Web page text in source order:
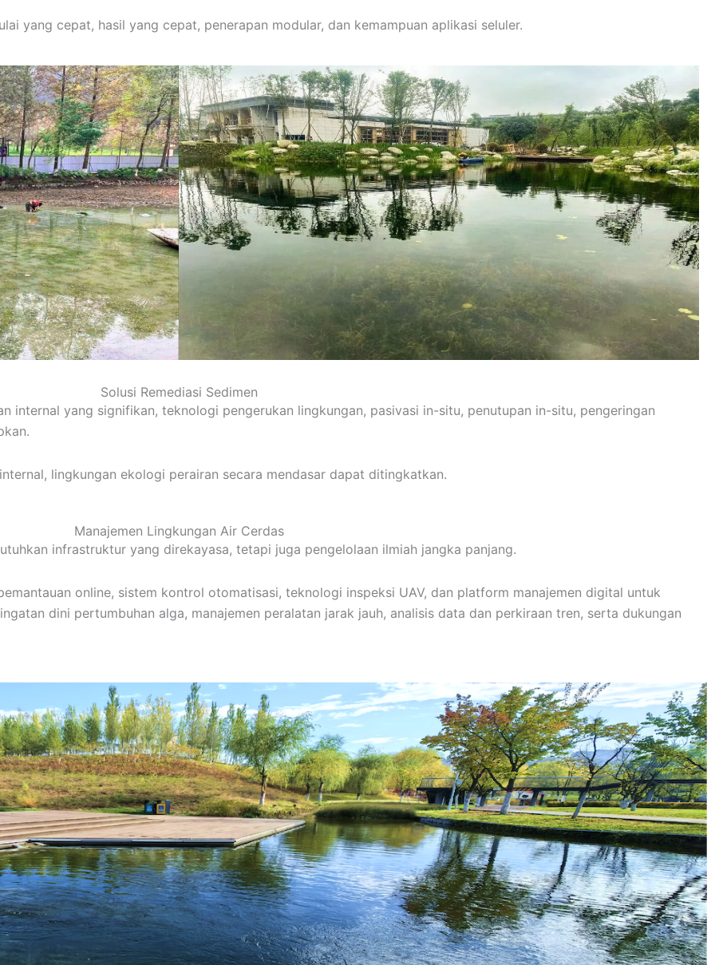
yang cepat, hasil yang cepat, penerapan modular, dan kemampuan aplikasi seluler.
Solusi Remediasi Sedimen
internal yang signifikan, teknologi pengerukan lingkungan, pasivasi in-situ, penutupan in-situ, pengeringan
lingkungan ekologi perairan secara mendasar dapat ditingkatkan.
Manajemen Lingkungan Air Cerdas
infrastruktur yang direkayasa, tetapi juga pengelolaan ilmiah jangka panjang.
online, sistem kontrol otomatisasi, teknologi inspeksi UAV, dan platform manajemen digital untuk
dini pertumbuhan alga, manajemen peralatan jarak jauh, analisis data dan perkiraan tren, serta dukungan